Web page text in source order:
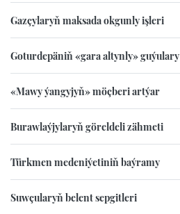
Gazçylaryň maksada okgunly işleri
Goturdepäniň «gara altynly» guýulary
«Mawy ýangyjyň» möçberi artýar
Burawlaýjylaryň göreldeli zähmeti
Türkmen medeniýetiniň baýramy
Suwçularyň belent sepgitleri